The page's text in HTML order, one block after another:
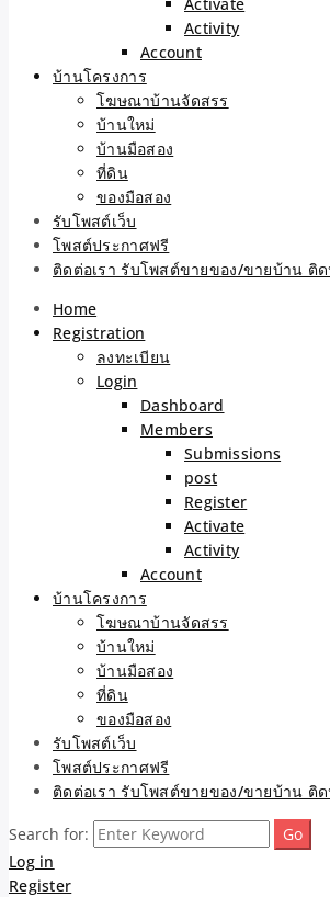
Activity
Account
บ้านโครงการ
โฆษณาบ้านจัดสรร
บ้านใหม่
บ้านมือสอง
ที่ดิน
ของมือสอง
รับโพสต์เว็บ
โพสต์ประกาศฟรี
ติดต่อเรา รับโพสต์ขายของ/ขายบ้าน ติ
Home
Registration
ลงทะเบียน
Login
Dashboard
Members
Submissions
post
Register
Activate
Activity
Account
บ้านโครงการ
โฆษณาบ้านจัดสรร
บ้านใหม่
บ้านมือสอง
ที่ดิน
ของมือสอง
รับโพสต์เว็บ
โพสต์ประกาศฟรี
ติดต่อเรา รับโพสต์ขายของ/ขายบ้าน ติ
Search for:
Log in
Register